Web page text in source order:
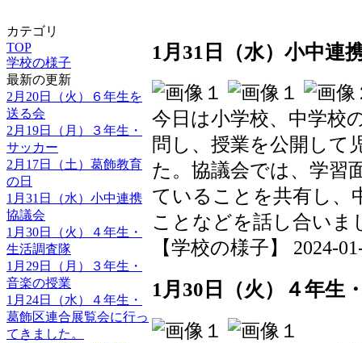
カテゴリ
TOP
学校の様子
最新の更新
2月20日（火）６年生を
送る会
2月19日（月）３年生・
サッカー
2月17日（土）葛飾教育
の日
1月31日（水）小中連携
協議会
1月30日（火）４年生・
生活調査隊
1月29日（月）３年生・
音楽の授業
1月24日（水）４年生・
葛飾区連合展覧会に行っ
てきました。
1月31日（水）小中連
今日は小学校、中学校
問し、授業を公開して
た。協議会では、学習
ていることを共有し、
ことなどを話し合いま
【学校の様子】 2024-
1月30日（火）４年生